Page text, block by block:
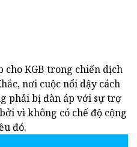
KGB trong chiến dịch
nơi cuộc nổi dậy cách
phải bị đàn áp với sự trợ
vì không có chế độ cộng
đó.